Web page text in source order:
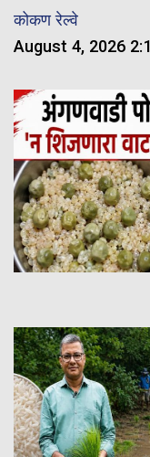
कोकण रेल्वे
August 4, 2026